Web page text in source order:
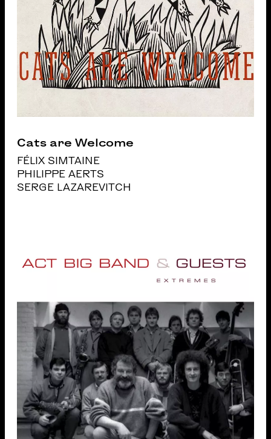
Cats are Welcome
FÉLIX SIMTAINE
PHILIPPE AERTS
SERGE LAZAREVITCH